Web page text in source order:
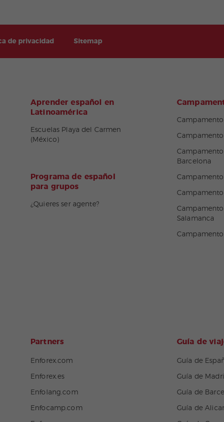
de privacidad Sitemap
Aprender español en
Latinoamérica
Escuelas Playa del Carmen
(México)
Programa de español
para grupos
¿Quieres ser agente?
Barcelona
Salamanca
Partners
Enforex.com
Enforex.es
Enfolang.com
Enfocamp.com
Guía de
Guía de
Guía de
Guía de
Guía de